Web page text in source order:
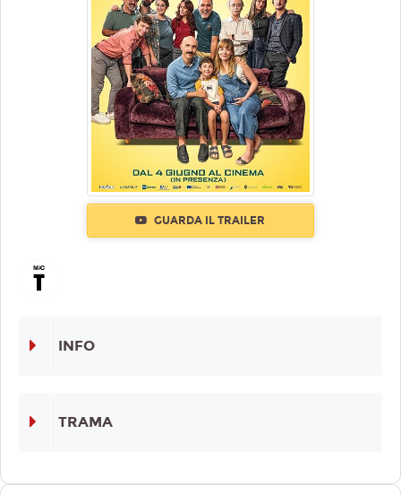
GUARDA IL TRAILER
INFO
TRAMA